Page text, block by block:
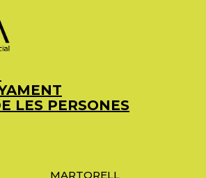
LES PERSONES
MARTORELL